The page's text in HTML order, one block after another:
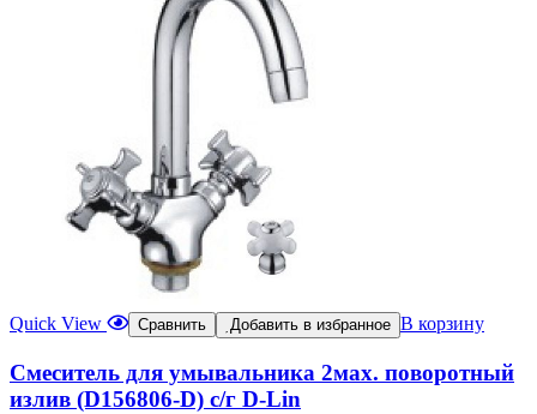
Quick View Сравнить Добавить в избранное В корзину
Смеситель для умывальника 2мах. поворотный
излив (D156806-D) с/г D-Lin